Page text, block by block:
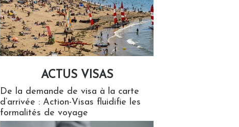
ACTUS VISAS
De la demande de visa à la carte
d’arrivée : Action-Visas fluidifie les
formalités de voyage